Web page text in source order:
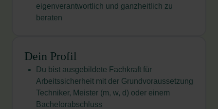
eigenverantwortlich und ganzheitlich zu
beraten
Dein Profil
Du bist ausgebildete Fachkraft für
Arbeitssicherheit mit der Grundvoraussetzung
Techniker, Meister (m, w, d) oder einem
Bachelorabschluss